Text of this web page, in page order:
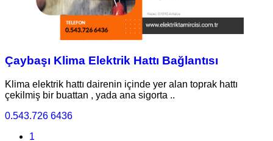
Çaybaşı Klima Elektrik Hattı Bağlantısı
Klima elektrik hattı dairenin içinde yer alan toprak hattı
çekilmiş bir buattan , yada ana sigorta ..
0.543.726 6436
1